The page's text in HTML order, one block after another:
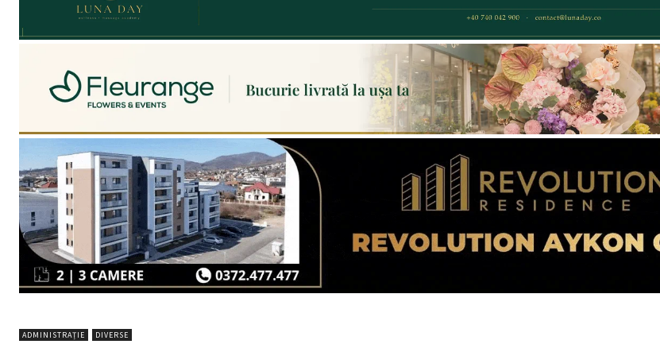
ADMINISTRAȚIE DIVERSE